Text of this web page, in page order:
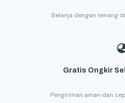
Belanja dengan tenang
Gratis Ongkir
Pengiriman aman dan